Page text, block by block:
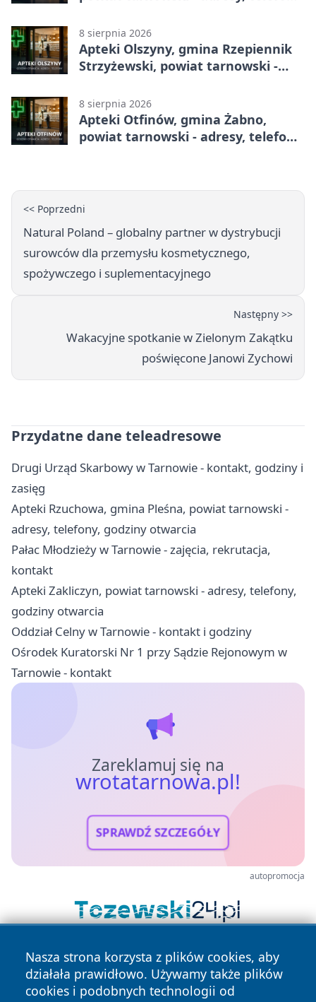
8 sierpnia 2026
Apteki Olszyny, gmina Rzepiennik
Strzyżewski, powiat tarnowski -
8 sierpnia 2026
Apteki Otfinów, gmina Żabno,
powiat tarnowski - adresy, telefony,
<< Poprzedni
Natural Poland – globalny partner w dystrybucji
surowców dla przemysłu kosmetycznego,
spożywczego i suplementacyjnego
Następny >>
Wakacyjne spotkanie w Zielonym Zakątku
poświęcone Janowi Zychowi
Przydatne dane teleadresowe
Drugi Urząd Skarbowy w Tarnowie - kontakt, godziny i
zasięg
Apteki Rzuchowa, gmina Pleśna, powiat tarnowski -
adresy, telefony, godziny otwarcia
Pałac Młodzieży w Tarnowie - zajęcia, rekrutacja,
kontakt
Apteki Zakliczyn, powiat tarnowski - adresy, telefony,
godziny otwarcia
Oddział Celny w Tarnowie - kontakt i godziny
Ośrodek Kuratorski Nr 1 przy Sądzie Rejonowym w
Tarnowie - kontakt
Zareklamuj się na
wrotatarnowa.pl!
SPRAWDŹ SZCZEGÓŁY
autopromocja
Nasza strona korzysta z plików cookies, aby
działała prawidłowo. Używamy także plików
cookies i podobnych technologii od